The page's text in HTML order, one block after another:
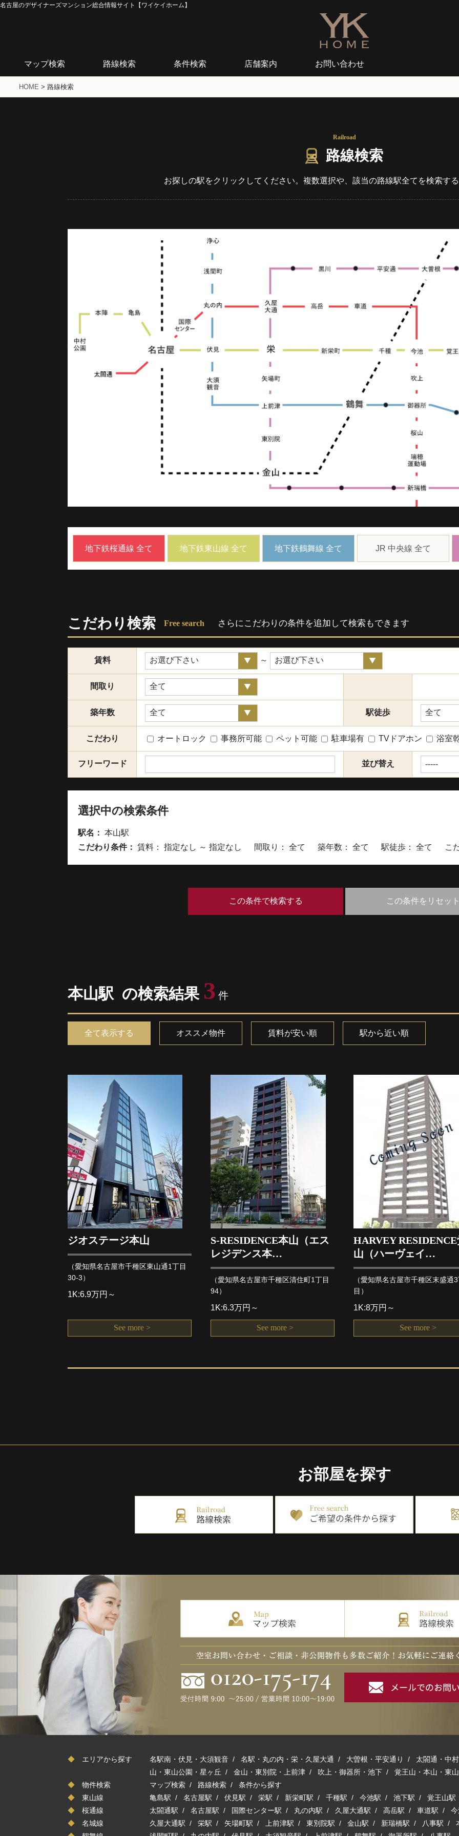
名古屋のデザイナーズマンション総合情報サイト【ワイケイホーム】
マップ検索 路線検索 条件検索 店舗案内 お問い合わせ
HOME > 路線検索
Railroad
路線検索
お探しの駅をクリックしてください。 複数選択や、該当の路線駅全てを検索す
地下鉄桜通線 全て 地下鉄東山線 全て 地下鉄鶴舞線 全て JR 中央線 全て
こだわり検索 Free search さらにこだわりの条件を追加して検索もできます
賃料 ～
間取り
築年数 駅徒歩
こだわり オートロック 事務所可能 ペット可能 駐車場有 TVドアホン 浴室
フリーワード 並び替え
選択中の検索条件
駅名： 本山駅
こだわり条件： 賃料： 指定なし ～ 指定なし 間取り： 全て 築年数： 全て 駅徒歩： 全て こだ
本山駅 の検索結果 3 件
全て表示する オススメ物件 賃料が安い順 駅から近い順
ジオステージ本山
（愛知県名古屋市千種区東山通1丁目
30-3）
1K:6.9万円～
See more >
S-RESIDENCE本山（エス
レジデンス本…
（愛知県名古屋市千種区清住町1丁目
94）
1K:6.3万円～
See more >
HARVEY
山（ハーヴェイ…
（愛知県名古屋市千種区末盛通
目）
1K:8万円～
See more >
お部屋を探す
◆ エリアから探す 名駅南・伏見・大須観音 / 名駅・丸の内・栄・久屋大通 / 大曽根・平安通り / 太閤通・中
山・東山公園・星ヶ丘 / 金山・東別院・上前津 / 吹上・御器所・池下 / 覚王山・本山・東
◆ 物件検索 マップ検索 / 路線検索 / 条件から探す
◆ 東山線 亀島駅 / 名古屋駅 / 伏見駅 / 栄駅 / 新栄町駅 / 千種駅 / 今池駅 / 池下駅 / 覚王山駅
◆ 桜通線 太閤通駅 / 名古屋駅 / 国際センター駅 / 丸の内駅 / 久屋大通駅 / 高岳駅 / 車道駅 /
◆ 名城線 久屋大通駅 / 栄駅 / 矢場町駅 / 上前津駅 / 東別院駅 / 金山駅 / 新瑞橋駅 / 八事駅 /